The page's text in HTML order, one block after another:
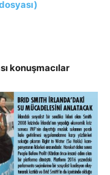
konuşmacılar